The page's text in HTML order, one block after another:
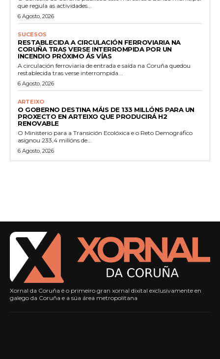
que regula as actividades...
6 Agosto, 2026
SUCESOS
RESTABLECIDA A CIRCULACIÓN FERROVIARIA NA
CORUÑA TRAS VERSE INTERROMPIDA POR UN
INCENDIO PRÓXIMO ÁS VÍAS
A circulación ferroviaria de entrada e saída na Coruña quedou
restablecida tras verse interrompida...
6 Agosto, 2026
ARTEIXO
O GOBERNO DESTINA MÁIS DE 133 MILLÓNS PARA UN
PROXECTO EN ARTEIXO QUE PRODUCIRÁ H2
RENOVABLE
O Ministerio para a Transición Ecolóxica e o Reto Demográfico
asignou 233,4 millóns de...
6 Agosto, 2026
Xornal da Coruña é o primeiro gran xornal dixital exclusivamente en
galego da Coruña e a súa área metropolitana